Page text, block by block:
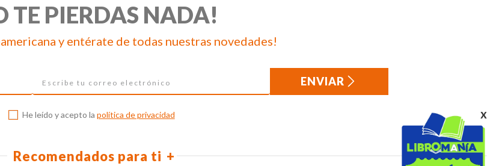
x
TE PIERDAS NADA!
y entérate de todas nuestras novedades!
ENVIAR
He leído y acepto la política de privacidad
Recomendados para ti